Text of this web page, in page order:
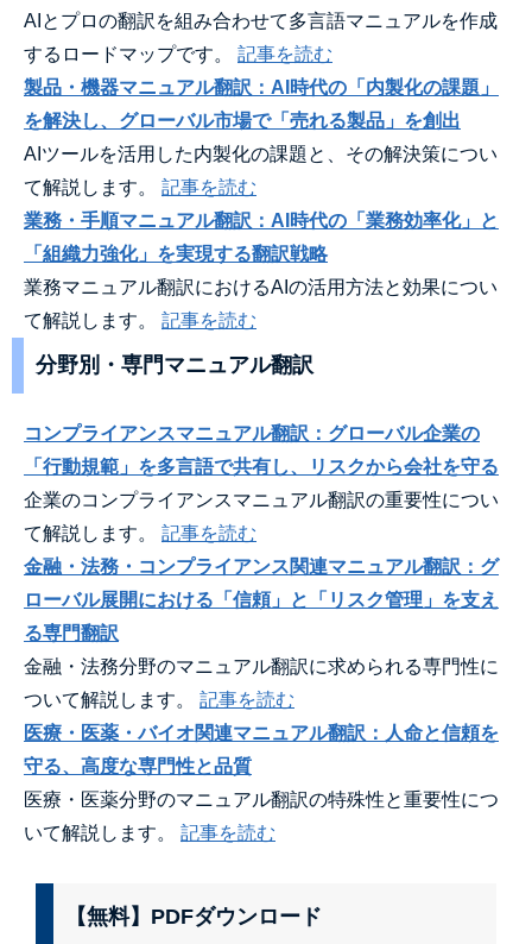
AIとプロの翻訳を組み合わせて多言語マニュアルを作成
するロードマップです。 記事を読む
製品・機器マニュアル翻訳：AI時代の「内製化の課題」
を解決し、グローバル市場で「売れる製品」を創出
AIツールを活用した内製化の課題と、その解決策につい
て解説します。 記事を読む
業務・手順マニュアル翻訳：AI時代の「業務効率化」と
「組織力強化」を実現する翻訳戦略
業務マニュアル翻訳におけるAIの活用方法と効果につい
て解説します。 記事を読む
分野別・専門マニュアル翻訳
コンプライアンスマニュアル翻訳：グローバル企業の
「行動規範」を多言語で共有し、リスクから会社を守る
企業のコンプライアンスマニュアル翻訳の重要性につい
て解説します。 記事を読む
金融・法務・コンプライアンス関連マニュアル翻訳：グ
ローバル展開における「信頼」と「リスク管理」を支え
る専門翻訳
金融・法務分野のマニュアル翻訳に求められる専門性に
ついて解説します。 記事を読む
医療・医薬・バイオ関連マニュアル翻訳：人命と信頼を
守る、高度な専門性と品質
医療・医薬分野のマニュアル翻訳の特殊性と重要性につ
いて解説します。 記事を読む
【無料】PDFダウンロード